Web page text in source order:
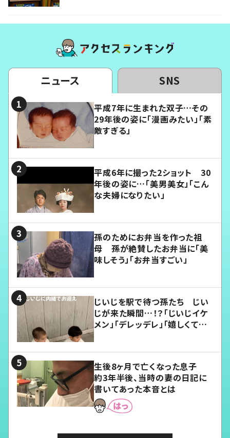
ニュース SNS
平成7年に生まれた双子…その
29年後の姿に「漫画みたい」「素
敵すぎる」
平成6年に撮った2ショット 30
年後の姿に…「美男美女」「こん
な夫婦になりたい」
孫のためにお弁当を作った祖
母 孫が絶賛したお弁当に「美
味しそう」「お弁当すごい」
じいじを駅で待つ孫たち じい
じが来た瞬間…！？「じいじイケ
メン」「デレッデレ」「嬉しくて可
生後8ヶ月で亡くなった息子
約3年半後、当時の妻の日記に
書いてあった本音とは